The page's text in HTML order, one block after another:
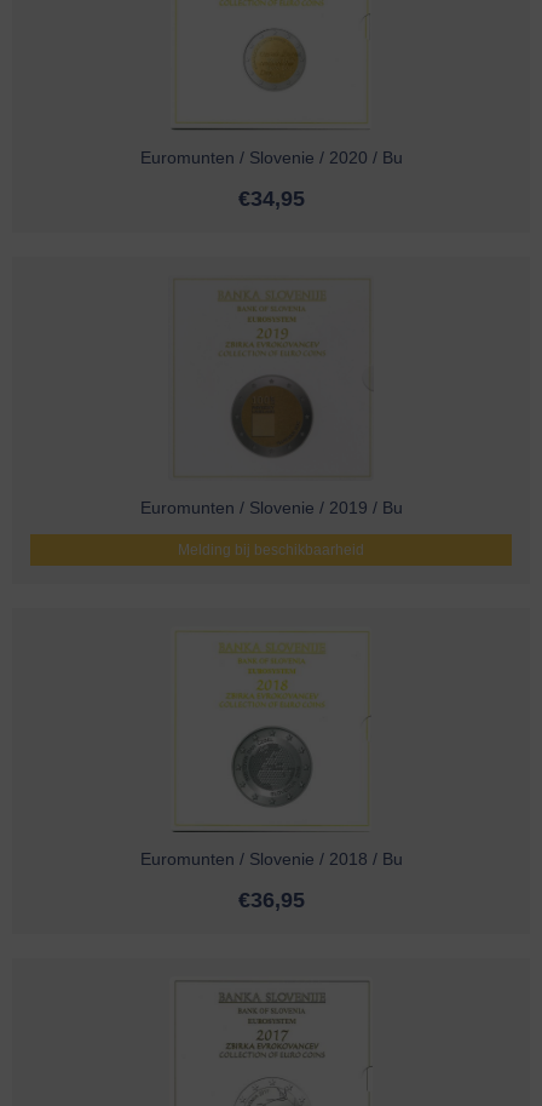
Euromunten / Slovenie / 2020 / Bu
€34,95
Euromunten / Slovenie / 2019 / Bu
Melding bij beschikbaarheid
Euromunten / Slovenie / 2018 / Bu
€36,95